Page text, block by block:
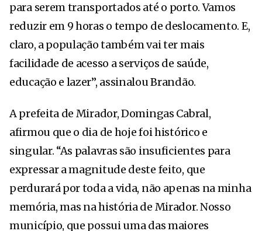
para serem transportados até o porto. Vamos
reduzir em 9 horas o tempo de deslocamento. E,
claro, a população também vai ter mais
facilidade de acesso a serviços de saúde,
educação e lazer”, assinalou Brandão.
A prefeita de Mirador, Domingas Cabral,
afirmou que o dia de hoje foi histórico e
singular. “As palavras são insuficientes para
expressar a magnitude deste feito, que
perdurará por toda a vida, não apenas na minha
memória, mas na história de Mirador. Nosso
município, que possui uma das maiores